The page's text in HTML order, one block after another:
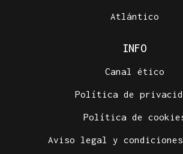
Atlántico
INFO
Canal ético
Política de
Política de
Aviso legal y